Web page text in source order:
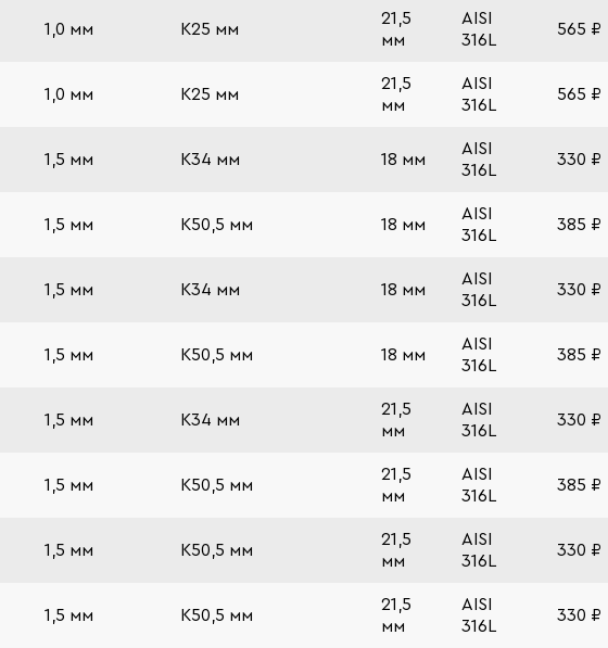
1,0 мм К25 мм
21,5
мм
AISI
316L
565 ₽
1,0 мм К25 мм
21,5
мм
AISI
316L
565 ₽
1,5 мм К34 мм 18 мм
AISI
316L
330 ₽
1,5 мм К50,5 мм 18 мм
AISI
316L
385 ₽
1,5 мм К34 мм 18 мм
AISI
316L
330 ₽
1,5 мм К50,5 мм 18 мм
AISI
316L
385 ₽
1,5 мм К34 мм
21,5
мм
AISI
316L
330 ₽
1,5 мм К50,5 мм
21,5
мм
AISI
316L
385 ₽
1,5 мм К50,5 мм
21,5
мм
AISI
316L
330 ₽
1,5 мм К50,5 мм
21,5
мм
AISI
316L
330 ₽